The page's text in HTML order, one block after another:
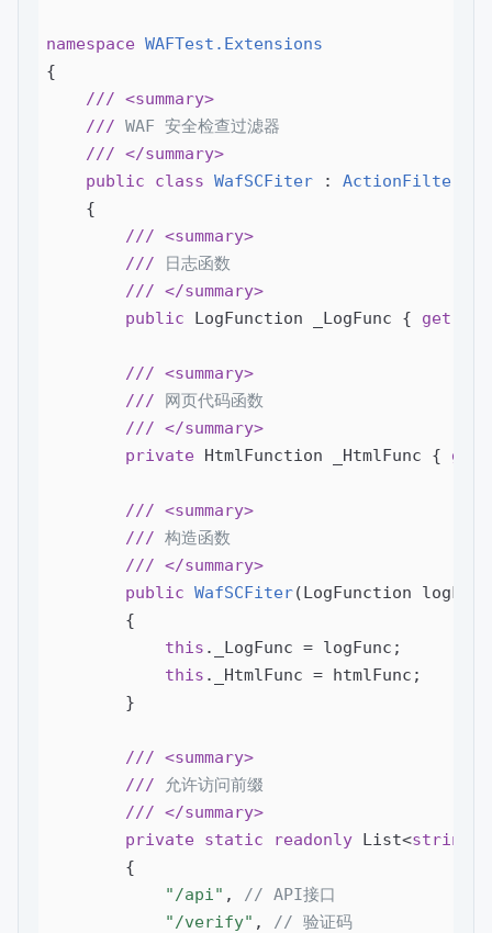
namespace WAFTest.Extensions
{
/// <summary>
/// WAF 安全检查过滤器
/// </summary>
public
class WafSCFiter :
    {
/// <summary>
/// 日志函数
/// </summary>
public LogFunction _LogFunc { get
/// <summary>
/// 网页代码函数
/// </summary>
private HtmlFunction _HtmlFunc { get
/// <summary>
/// 构造函数
/// </summary>
public WafSCFiter(LogFunction
{
this ._LogFunc = logFunc;
this ._HtmlFunc = htmlFunc;
        }
/// <summary>
/// 允许访问前缀
/// </summary>
private static readonly List<string
        {
"/api" , // API接口
"/verify" , // 验证码